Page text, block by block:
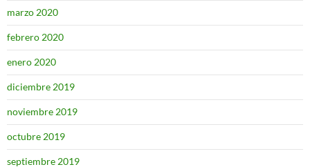
marzo 2020
febrero 2020
enero 2020
diciembre 2019
noviembre 2019
octubre 2019
septiembre 2019